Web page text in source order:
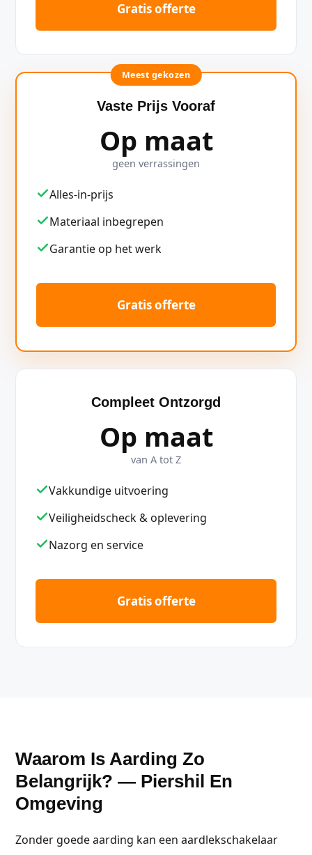
Gratis offerte
Meest gekozen
Vaste Prijs Vooraf
Op maat
geen verrassingen
Alles-in-prijs
Materiaal inbegrepen
Garantie op het werk
Gratis offerte
Compleet Ontzorgd
Op maat
van A tot Z
Vakkundige uitvoering
Veiligheidscheck & oplevering
Nazorg en service
Gratis offerte
Waarom Is Aarding Zo
Belangrijk? — Piershil En
Omgeving
Zonder goede aarding kan een aardlekschakelaar